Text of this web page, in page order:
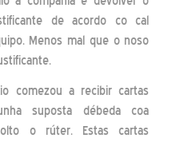
de acordo co cal
Menos mal que o noso
comezou a recibir cartas
suposta débeda coa
o rúter. Estas cartas